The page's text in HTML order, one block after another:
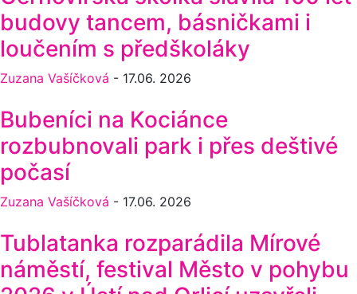
budovy tancem, básničkami i
loučením s předškoláky
Zuzana Vašíčková - 17.06. 2026
Bubeníci na Kociánce
rozbubnovali park i přes deštivé
počasí
Zuzana Vašíčková - 17.06. 2026
Tublatanka rozparádila Mírové
náměstí, festival Město v pohybu